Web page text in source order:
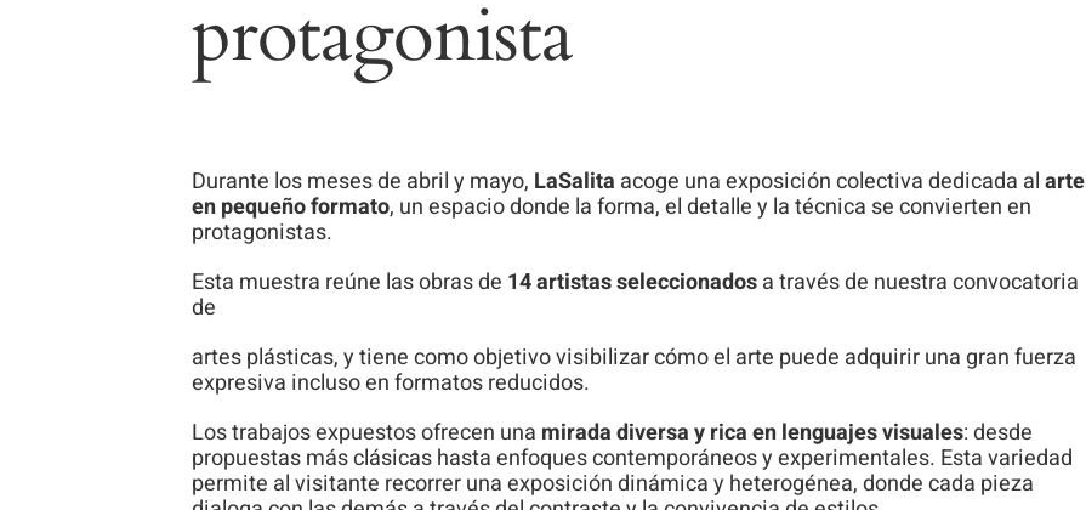
protagonista
Durante los meses de abril y mayo, LaSalita acoge una exposición colectiva dedicada alarte
en pequeño formato, un espacio donde la forma, el detalle y la técnica se convierten en
protagonistas.
Esta muestra reúne las obras de 14artistas seleccionadosa través de nuestra convocatoria
de
artes plásticas, y tiene como objetivo visibilizar cómo el arte puede adquirir una gran fuerza
expresiva incluso en formatos reducidos.
Los trabajos expuestos ofrecen una mirada diversa y rica en lenguajes visuales: desde
propuestas más clásicas hasta enfoques contemporáneos y experimentales. Esta variedad
permite al visitante recorrer una exposición dinámica y heterogénea, donde cada pieza